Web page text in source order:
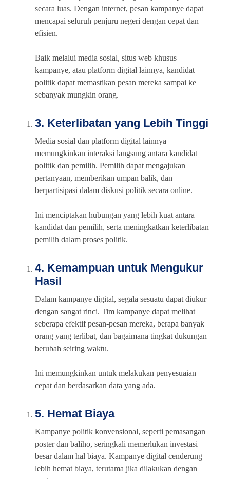
secara luas. Dengan internet, pesan kampanye dapat
mencapai seluruh penjuru negeri dengan cepat dan
efisien.
Baik melalui media sosial, situs web khusus
kampanye, atau platform digital lainnya, kandidat
politik dapat memastikan pesan mereka sampai ke
sebanyak mungkin orang.
3. Keterlibatan yang Lebih Tinggi
Media sosial dan platform digital lainnya
memungkinkan interaksi langsung antara kandidat
politik dan pemilih. Pemilih dapat mengajukan
pertanyaan, memberikan umpan balik, dan
berpartisipasi dalam diskusi politik secara online.
Ini menciptakan hubungan yang lebih kuat antara
kandidat dan pemilih, serta meningkatkan keterlibatan
pemilih dalam proses politik.
4. Kemampuan untuk Mengukur
Hasil
Dalam kampanye digital, segala sesuatu dapat diukur
dengan sangat rinci. Tim kampanye dapat melihat
seberapa efektif pesan-pesan mereka, berapa banyak
orang yang terlibat, dan bagaimana tingkat dukungan
berubah seiring waktu.
Ini memungkinkan untuk melakukan penyesuaian
cepat dan berdasarkan data yang ada.
5. Hemat Biaya
Kampanye politik konvensional, seperti pemasangan
poster dan baliho, seringkali memerlukan investasi
besar dalam hal biaya. Kampanye digital cenderung
lebih hemat biaya, terutama jika dilakukan dengan